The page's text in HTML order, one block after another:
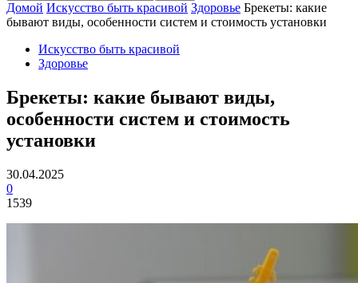
Домой Искусство быть красивой Здоровье Брекеты: какие
бывают виды, особенности систем и стоимость установки
Искусство быть красивой
Здоровье
Брекеты: какие бывают виды,
особенности систем и стоимость
установки
30.04.2025
0
1539